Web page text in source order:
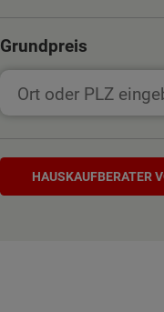
Grundpreis
Hauskaufberater
HAUSKAUF­BERATER